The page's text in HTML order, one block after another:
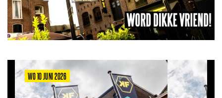
WO 10 JUNI 2026